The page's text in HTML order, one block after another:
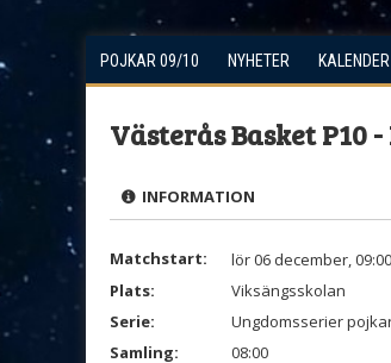
POJKAR 09/10 NYHETER KALENDER
Västerås Basket P10
INFORMATION
Matchstart:
lör 06 december, 09:00
Plats:
Viksängsskolan
Serie:
Ungdomsserier
Samling:
08:00